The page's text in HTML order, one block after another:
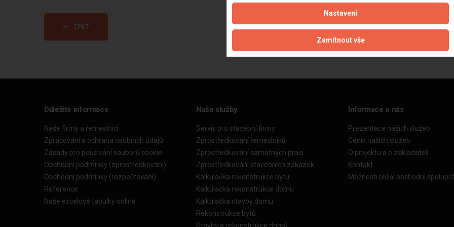
ZPĚT
Důležité informace
Naše firmy a řemeslníci
Zpracování a ochrana osobních údajů
Zásady pro používání souborů cookie
Obchodní podmínky (zprostředkování)
Obchodní podmínky (rozpočtování)
Reference
Naše excelové tabulky online
Naše služby
Servis pro stavební firmy
Zprostředkování řemeslníků
Zprostředkování samotných prací
Zprostředkování stavebních zakázek
Kalkulačka rekonstrukce bytu
Kalkulačka rekonstrukce domu
Kalkulačka stavby domu
Rekonstrukce bytů
Informace o nás
Prezentace našich služeb
Ceník našich služeb
O projektu a o zakladateli
Kontakt
Možnosti bližší obchodní
Nastavení
Zamítnout vše